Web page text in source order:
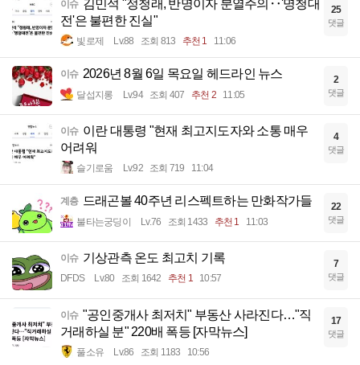
이슈 김민석 "정청래, 반명이자 분열주의‥'명청대
전'은 불편한 진실"
빛로제 Lv.88 조회 813 추천 1 11:06
25
댓글
이슈 2026년 8월 6일 목요일 헤드라인 뉴스
달섭지롱 Lv.94 조회 407 추천 2 11:05
2
댓글
이슈 이란 대통령 "현재 최고지도자와 소통 매우
어려워
슬기로움 Lv.92 조회 719 11:04
4
댓글
계층 드래곤볼 40주년 리스펙트하는 만화작가들
불타는궁딩이 Lv.76 조회 1433 추천 1 11:03
22
댓글
이슈 기상관측 온도 최고치 기록
DFDS Lv.80 조회 1642 추천 1 10:57
7
댓글
이슈 "공인중개사 최저치" 부동산 사라진다…"직
거래하실 분" 220배 폭등 [자막뉴스]
풀소유 Lv.86 조회 1183 10:56
17
댓글